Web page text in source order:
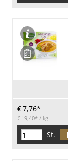
€ 7,76*
€ 19,40* / kg
St.